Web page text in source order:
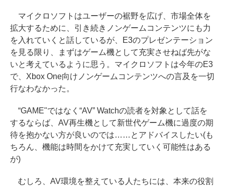
マイクロソフトはユーザーの裾野を広げ、市場全体を
拡大するために、引き続きノンゲームコンテンツにも力
を入れていくと話しているが、E3のプレゼンテーション
を見る限り、まずはゲーム機として充実させねば先がな
いと考えているように思う。マイクロソフトは今年のE3
で、Xbox One向けノンゲームコンテンツへの言及を一切
行なわなかった。
“GAME"ではなく“AV” Watchの読者を対象として話を
するならば、AV再生機として新世代ゲーム機に過度の期
待を抱かない方が良いのでは……とアドバイスしたい(も
ちろん、機能は時間をかけて充実していく可能性はある
が)
むしろ、AV環境を整えている人たちには、本来の役割